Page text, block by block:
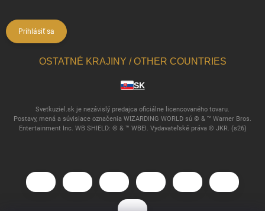
Prihlásiť sa
OSTATNÉ KRAJINY / OTHER COUNTRIES
SK
Svetkuziel.sk je nezávislý predajca oficiálne licencovaného tovaru.
Postavy, mená a súvisiace označenia WIZARDING WORLD sú © & ™ Warner Bros.
Entertainment Inc. WB SHIELD: © & ™ WBEI. Vydavateľské práva © JKR. (s26)